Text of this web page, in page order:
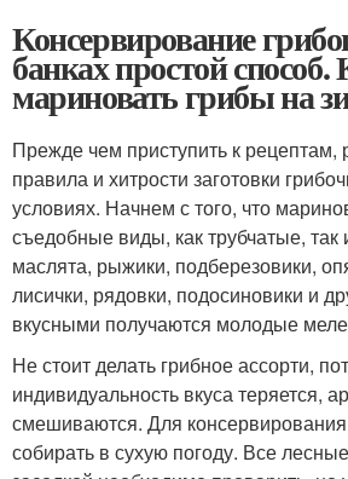
Консервирование
банках простой способ.
мариновать грибы на
Прежде чем приступить к
правила и хитрости заготовки
условиях. Начнем с того, что
съедобные виды, как трубчатые, так
маслята, рыжики, подберезовики,
лисички, рядовки, подосиновики и
вкусными получаются молодые
Не стоит делать грибное ассорти,
индивидуальность вкуса теряется,
смешиваются. Для
собирать в сухую погоду. Все